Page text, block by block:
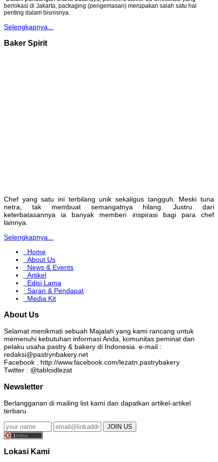
berlokasi di Jakarta, packaging (pengemasan) merupakan salah satu hal
penting dalam bisnisnya.
Selengkapnya...
Baker Spirit
Chef yang satu ini terbilang unik sekaligus tangguh. Meski tuna
netra, tak membuat semangatnya hilang. Justru dari
keterbatasannya ia banyak memberi inspirasi bagi para chef
lainnya.
Selengkapnya...
Home
About Us
News & Events
Artikel
Edisi Lama
Saran & Pendapat
Media Kit
About Us
Selamat menikmati sebuah Majalah yang kami rancang untuk
memenuhi kebutuhan informasi Anda, komunitas peminat dan
pelaku usaha pastry & bakery di Indonesia. e-mail :
redaksi@pastrynbakery.net
Facebook : http://www.facebook.com/lezatn.pastrybakery
Twitter : @tabloidlezat
Newsletter
Berlangganan di mailing list kami dan dapatkan artikel-artikel
terbaru
Lokasi Kami